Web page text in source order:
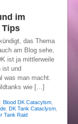
im
Tips
das Thema
am Blog sehe,
ist ja mittlerweile
ist und
was man macht.
wie […]
Blood DK Catacylsm,
, DK Tank Cataclysm,
Tank Raid